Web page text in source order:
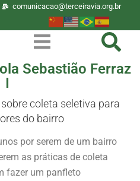
comunicacao@terceiravia.org.br
Sebastião Ferraz
I
coleta seletiva para
do bairro
por serem de um bairro
as práticas de coleta
fazer um panfleto